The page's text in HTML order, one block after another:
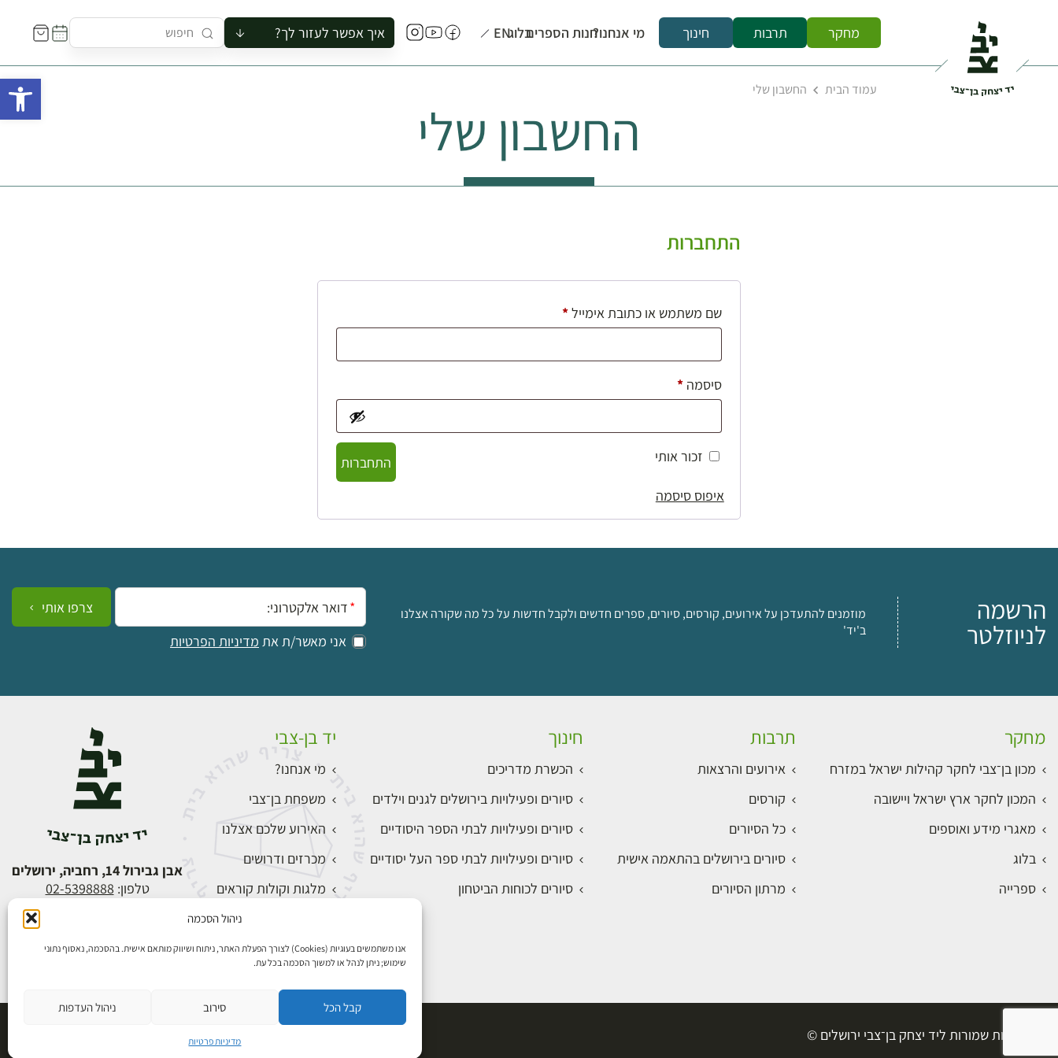
ניהול הסכמה
אנו משתמשים בעוגיות (Cookies) לצורך הפעלת האתר, ניתוח ושיווק מותאם אישית. בהסכמה, נאסוף נתוני
שימוש; ניתן לנהל או למשוך הסכמה בכל עת.
קבל הכל סירוב ניהול העדפות
מדיניות פרטיות
מחקר תרבות חינוך מי אנחנו?חנות הספריםבלוגEN איך אפשר לעזור לך?
להזמין סיור לקבוצה
לתאם ביקור בצריף
עמוד הבית החשבון שלי
החשבון שלי
התחברות
שם משתמש או כתובת אימייל*חובה
סיסמה*חובה
זכור אותי
התחברות
איפוס סיסמה
הרשמה
לניוזלטר
מוזמנים להתעדכן על אירועים, קורסים, סיורים, ספרים חדשים ולקבל חדשות על כל מה שקורה אצלנו
ב'יד'
אימייל:
אני מאשר/ת את מדיניות הפרטיות
צרפו אותי
מחקר
מכון בן־צבי לחקר קהילות ישראל במזרח
המכון לחקר ארץ ישראל ויישובה
מאגרי מידע ואוספים
בלוג
ספרייה
תרבות
אירועים והרצאות
קורסים
כל הסיורים
סיורים בירושלים בהתאמה אישית
מרתון הסיורים
חינוך
הכשרת מדריכים
סיורים ופעילויות בירושלים לגנים וילדים
סיורים ופעילויות לבתי הספר היסודיים
סיורים ופעילויות לבתי ספר העל יסודיים
סיורים לכוחות הביטחון
יד בן-צבי
מי אנחנו?
משפחת בן־צבי
האירוע שלכם אצלנו
מכרזים ודרושים
מלגות וקולות קוראים
התחברות
אבן גבירול 14, רחביה, ירושלים
טלפון: 02-5398888
כל הזכויות שמורות ליד יצחק בן־צבי ירושלים ©